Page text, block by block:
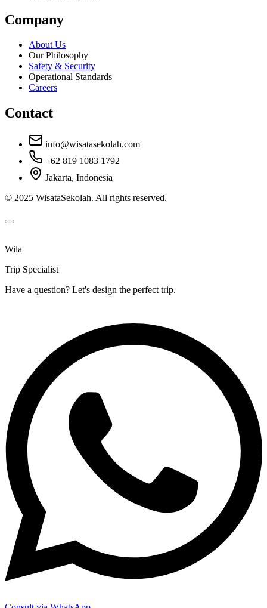
Company
About Us
Our Philosophy
Safety & Security
Operational Standards
Careers
Contact
info@wisatasekolah.com
+62 819 1083 1792
Jakarta, Indonesia
© 2025 WisataSekolah. All rights reserved.
Wila
Trip Specialist
Have a question? Let's design the perfect trip.